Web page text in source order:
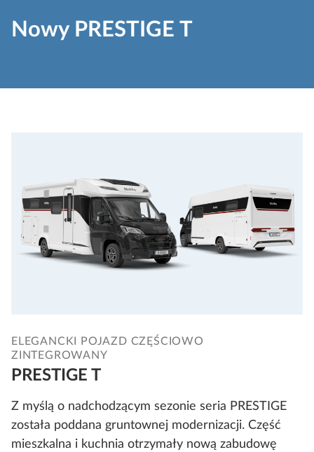
Nowy PRESTIGE T
ELEGANCKI POJAZD CZĘŚCIOWO
ZINTEGROWANY
PRESTIGE T
Z myślą o nadchodzącym sezonie seria PRESTIGE
została poddana gruntownej modernizacji. Część
mieszkalna i kuchnia otrzymały nową zabudowę